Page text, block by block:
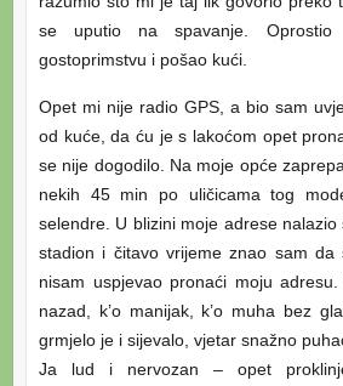
se uputio na spavanje.
gostoprimstvu i pošao kući.
Opet mi nije radio GPS, a bio sam
od kuće, da ću je s lakoćom opet
se nije dogodilo. Na moje opće
nekih 45 min po uličicama tog
selendre. U blizini moje adrese
stadion i čitavo vrijeme znao sam da
nisam uspjevao pronaći moju
nazad, k’o manijak, k’o muha bez
grmjelo je i sijevalo, vjetar snažno
Ja lud i nervozan – opet